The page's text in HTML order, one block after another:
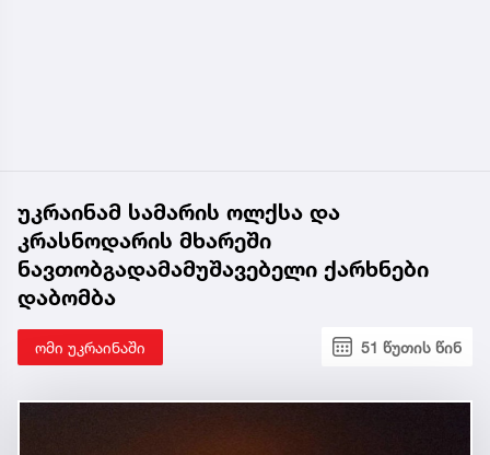
უკრაინამ სამარის ოლქსა და
კრასნოდარის მხარეში
ნავთობგადამამუშავებელი ქარხნები
დაბომბა
ომი უკრაინაში 51 წუთის წინ